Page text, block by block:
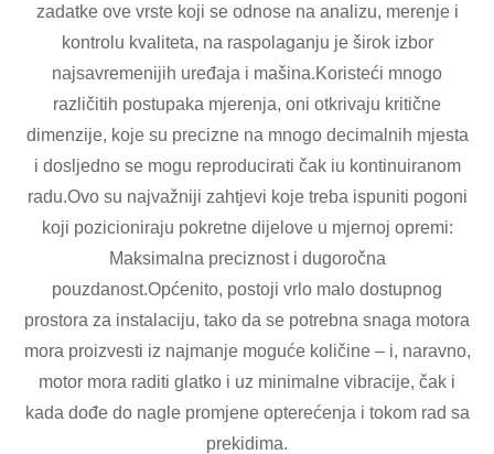
zadatke ove vrste koji se odnose na analizu, merenje i
kontrolu kvaliteta, na raspolaganju je širok izbor
najsavremenijih uređaja i mašina.Koristeći mnogo
različitih postupaka mjerenja, oni otkrivaju kritične
dimenzije, koje su precizne na mnogo decimalnih mjesta
i dosljedno se mogu reproducirati čak iu kontinuiranom
radu.Ovo su najvažniji zahtjevi koje treba ispuniti pogoni
koji pozicioniraju pokretne dijelove u mjernoj opremi:
Maksimalna preciznost i dugoročna
pouzdanost.Općenito, postoji vrlo malo dostupnog
prostora za instalaciju, tako da se potrebna snaga motora
mora proizvesti iz najmanje moguće količine – i, naravno,
motor mora raditi glatko i uz minimalne vibracije, čak i
kada dođe do nagle promjene opterećenja i tokom rad sa
prekidima.